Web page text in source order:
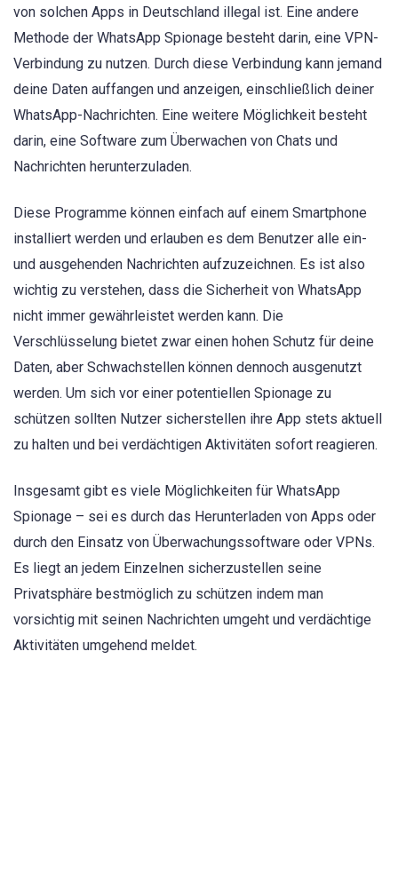
von solchen Apps in Deutschland illegal ist. Eine andere
Methode der WhatsApp Spionage besteht darin, eine VPN-
Verbindung zu nutzen. Durch diese Verbindung kann jemand
deine Daten auffangen und anzeigen, einschließlich deiner
WhatsApp-Nachrichten. Eine weitere Möglichkeit besteht
darin, eine Software zum Überwachen von Chats und
Nachrichten herunterzuladen.
Diese Programme können einfach auf einem Smartphone
installiert werden und erlauben es dem Benutzer alle ein-
und ausgehenden Nachrichten aufzuzeichnen. Es ist also
wichtig zu verstehen, dass die Sicherheit von WhatsApp
nicht immer gewährleistet werden kann. Die
Verschlüsselung bietet zwar einen hohen Schutz für deine
Daten, aber Schwachstellen können dennoch ausgenutzt
werden. Um sich vor einer potentiellen Spionage zu
schützen sollten Nutzer sicherstellen ihre App stets aktuell
zu halten und bei verdächtigen Aktivitäten sofort reagieren.
Insgesamt gibt es viele Möglichkeiten für WhatsApp
Spionage – sei es durch das Herunterladen von Apps oder
durch den Einsatz von Überwachungssoftware oder VPNs.
Es liegt an jedem Einzelnen sicherzustellen seine
Privatsphäre bestmöglich zu schützen indem man
vorsichtig mit seinen Nachrichten umgeht und verdächtige
Aktivitäten umgehend meldet.